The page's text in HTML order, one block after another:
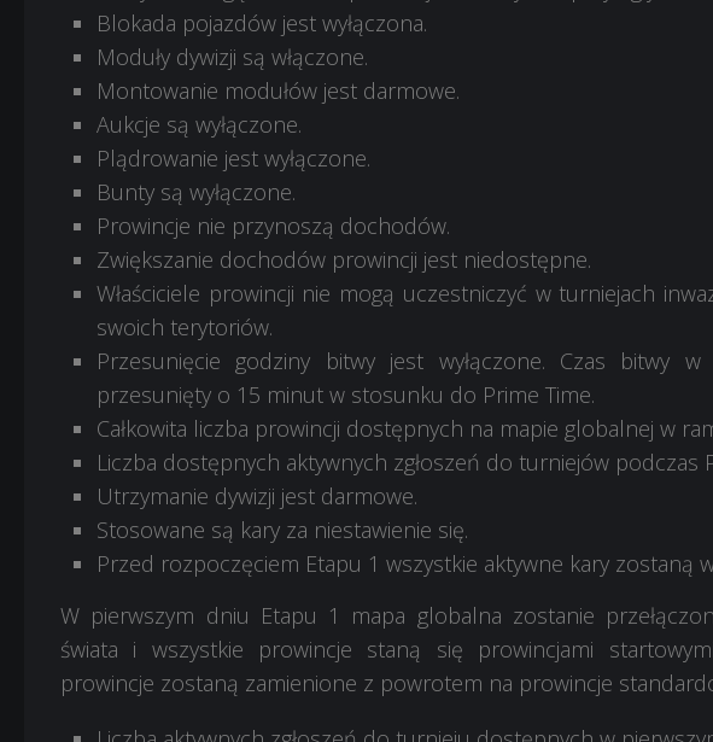
Blokada pojazdów jest wyłączona.
Moduły dywizji są włączone.
Montowanie modułów jest darmowe.
Aukcje są wyłączone.
Plądrowanie jest wyłączone.
Bunty są wyłączone.
Prowincje nie przynoszą dochodów.
Zwiększanie dochodów prowincji jest niedostępne.
Właściciele prowincji nie mogą uczestniczyć w turniejach
swoich terytoriów.
Przesunięcie godziny bitwy jest wyłączone. Czas bitwy
przesunięty o 15 minut w stosunku do Prime Time.
Całkowita liczba prowincji dostępnych na mapie globalnej w
Liczba dostępnych aktywnych zgłoszeń do turniejów podczas
Utrzymanie dywizji jest darmowe.
Stosowane są kary za niestawienie się.
Przed rozpoczęciem Etapu 1 wszystkie aktywne kary zostaną
W pierwszym dniu Etapu 1 mapa globalna zostanie
świata i wszystkie prowincje staną się prowincjami
prowincje zostaną zamienione z powrotem na prowincje